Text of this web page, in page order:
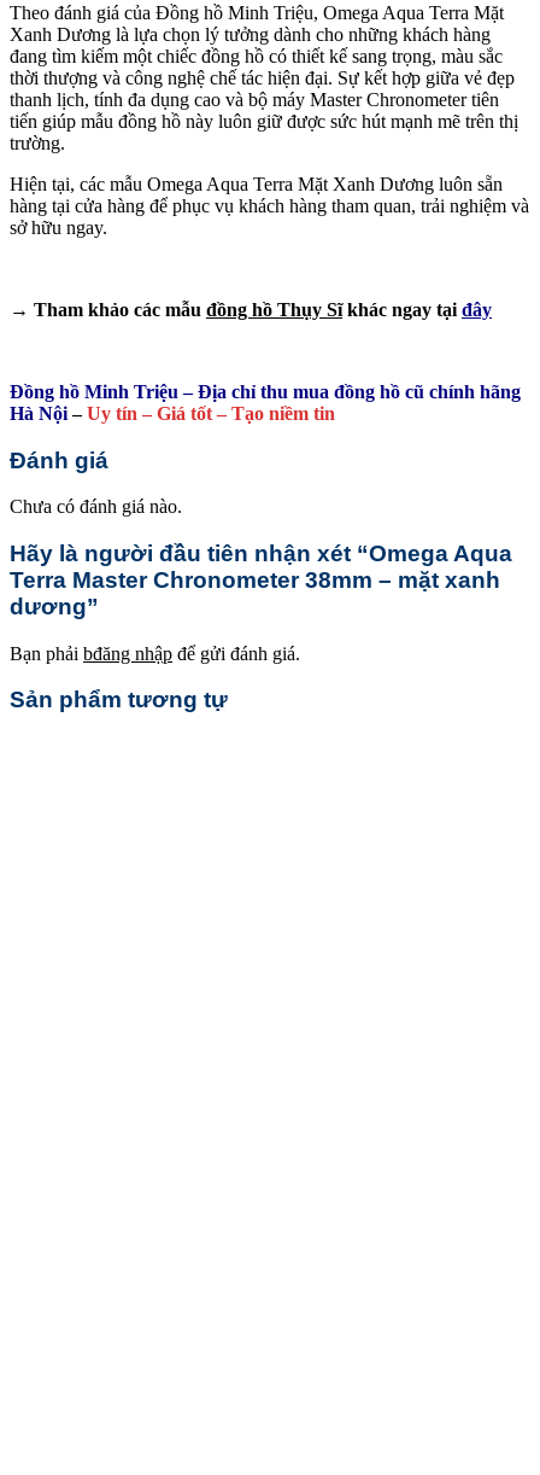
Theo đánh giá của Đồng hồ Minh Triệu, Omega Aqua Terra Mặt
Xanh Dương là lựa chọn lý tưởng dành cho những khách hàng
đang tìm kiếm một chiếc đồng hồ có thiết kế sang trọng, màu sắc
thời thượng và công nghệ chế tác hiện đại. Sự kết hợp giữa vẻ đẹp
thanh lịch, tính đa dụng cao và bộ máy Master Chronometer tiên
tiến giúp mẫu đồng hồ này luôn giữ được sức hút mạnh mẽ trên thị
trường.
Hiện tại, các mẫu Omega Aqua Terra Mặt Xanh Dương luôn sẵn
hàng tại cửa hàng để phục vụ khách hàng tham quan, trải nghiệm và
sở hữu ngay.
→ Tham khảo các mẫu đồng hồ Thụy Sĩkhác ngay tại đây
Đồng hồ Minh Triệu – Địa chỉ thu mua đồng hồ cũ chính hãng
Hà Nội–Uy tín – Giá tốt – Tạo niềm tin
Đánh giá
Chưa có đánh giá nào.
Hãy là người đầu tiên nhận xét “Omega Aqua
Terra Master Chronometer 38mm – mặt xanh
dương”
Bạn phải bđăng nhập để gửi đánh giá.
Sản phẩm tương tự